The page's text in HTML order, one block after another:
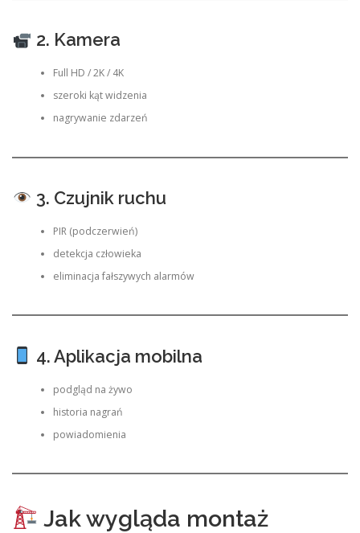
2. Kamera
Full HD / 2K / 4K
szeroki kąt widzenia
nagrywanie zdarzeń
3. Czujnik ruchu
PIR (podczerwień)
detekcja człowieka
eliminacja fałszywych alarmów
4. Aplikacja mobilna
podgląd na żywo
historia nagrań
powiadomienia
Jak wygląda montaż